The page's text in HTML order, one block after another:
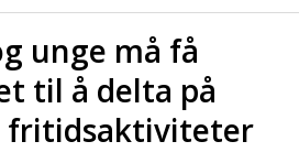
unge må få
til å delta på
fritidsaktiviteter